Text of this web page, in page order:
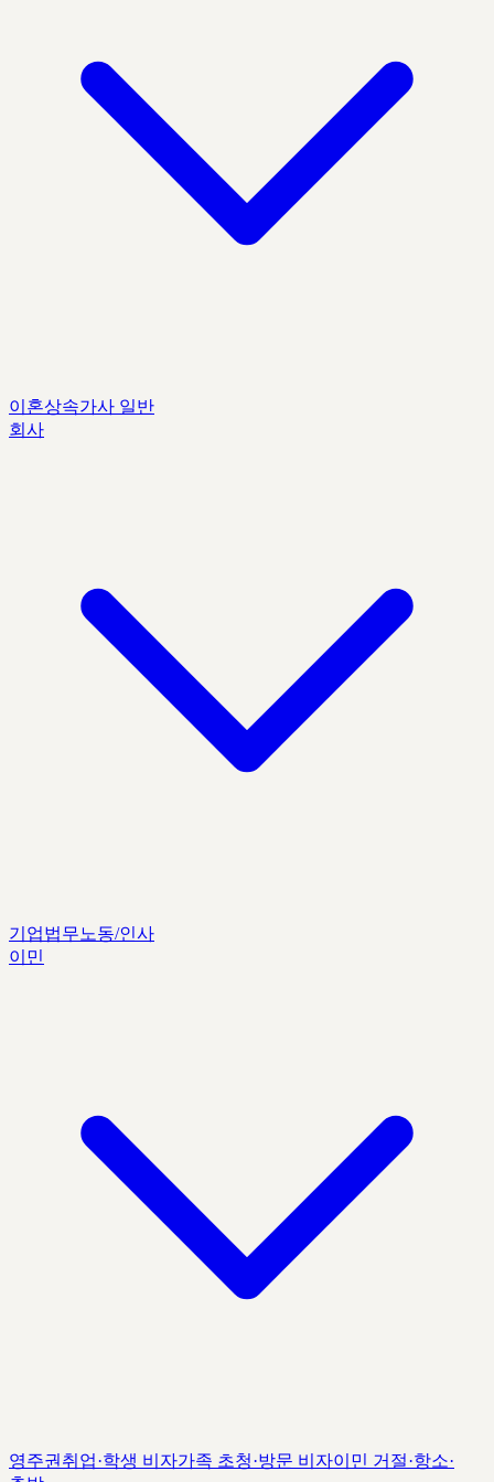
이혼상속가사 일반
회사
기업법무 노동/인사
이민
영주권 취업·학생 비자가족 초청·방문 비자이민 거절·항소·